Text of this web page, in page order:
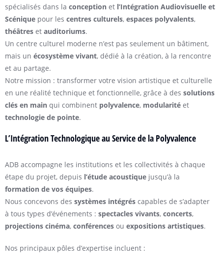
spécialisés dans la conception et l’Intégration Audiovisuelle et
Scénique pour les centres culturels, espaces polyvalents,
théâtres et auditoriums.
Un centre culturel moderne n’est pas seulement un bâtiment,
mais un écosystème vivant, dédié à la création, à la rencontre
et au partage.
Notre mission : transformer votre vision artistique et culturelle
en une réalité technique et fonctionnelle, grâce à des solutions
clés en main qui combinent polyvalence, modularité et
technologie de pointe.
L’Intégration Technologique au Service de la Polyvalence
ADB accompagne les institutions et les collectivités à chaque
étape du projet, depuis l’étude acoustique jusqu’à la
formation de vos équipes.
Nous concevons des systèmes intégrés capables de s’adapter
à tous types d’événements : spectacles vivants, concerts,
projections cinéma, conférences ou expositions artistiques.
Nos principaux pôles d’expertise incluent :